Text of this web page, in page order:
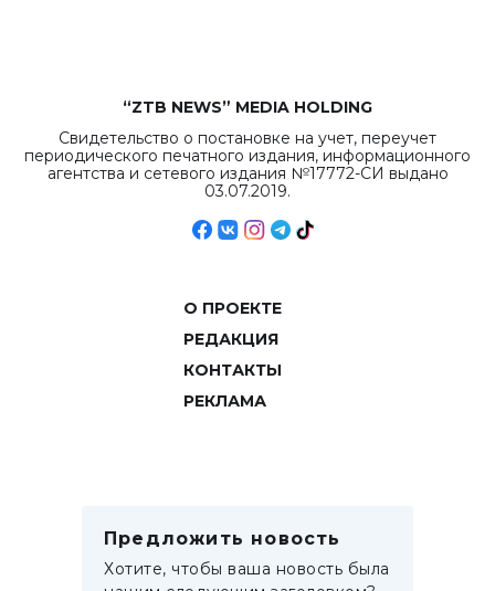
“ZTB NEWS” MEDIA HOLDING
Свидетельство о постановке на учет, переучет
периодического печатного издания, информационного
агентства и сетевого издания №17772-СИ выдано
03.07.2019.
О ПРОЕКТЕ
РЕДАКЦИЯ
КОНТАКТЫ
РЕКЛАМА
Предложить новость
Хотите, чтобы ваша новость была